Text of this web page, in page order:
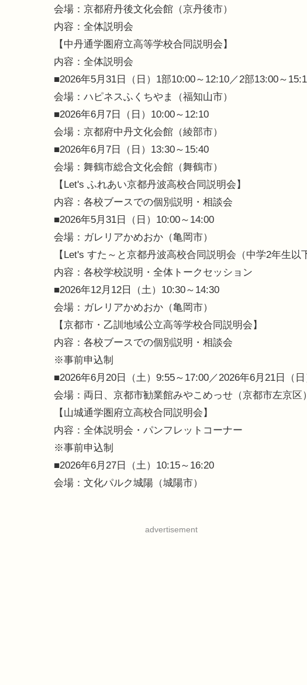
会場：京都府丹後文化会館（京丹後市）
内容：全体説明会
【中丹通学圏府立高等学校合同説明会】
内容：全体説明会
■2026年5月31日（日）1部10:00～12:10／2部13:00～
会場：ハピネスふくちやま（福知山市）
■2026年6月7日（日）10:00～12:10
会場：京都府中丹文化会館（綾部市）
■2026年6月7日（日）13:30～15:40
会場：舞鶴市総合文化会館（舞鶴市）
【Let's ふれあい京都丹波高校合同説明会】
内容：各校ブースでの個別説明・相談会
■2026年5月31日（日）10:00～14:00
会場：ガレリアかめおか（亀岡市）
【Let's すた～と京都丹波高校合同説明会（中学2年生以
内容：各校学校説明・全体トークセッション
■2026年12月12日（土）10:30～14:30
会場：ガレリアかめおか（亀岡市）
【京都市・乙訓地域公立高等学校合同説明会】
内容：各校ブースでの個別説明・相談会
※事前申込制
■2026年6月20日（土）9:55～17:00／2026年6月21日（
会場：両日、京都市勧業館みやこめっせ（京都市左京区）
【山城通学圏府立高校合同説明会】
内容：全体説明会・パンフレットコーナー
※事前申込制
■2026年6月27日（土）10:15～16:20
会場：文化パルク城陽（城陽市）
advertisement